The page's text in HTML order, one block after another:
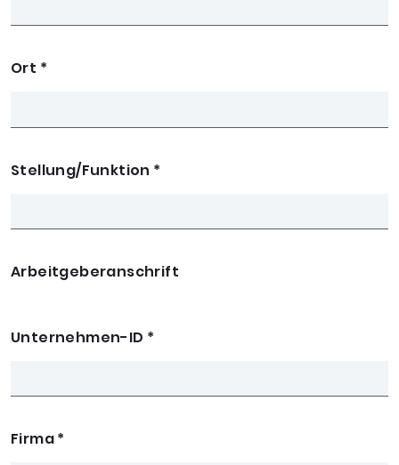
Ort *
Stellung/Funktion *
Arbeitgeberanschrift
Unternehmen-ID *
Firma*